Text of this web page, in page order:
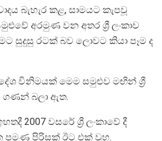
බැහැර කළ, සාමයට කැපවූ
අරමුණ වන අතර ශ්‍රී ලංකාව
සුදුසු රටක් බව ලොවට කියා පෑම ද
විනිමයක් මෙම සමුළුව මඟින් ශ්‍රී
ගණන් බලා ඇත.
2007 වසරේ ශ්‍රී ලංකාවේ දී
පමණ පිරිසක් ඊට එක් වූහ.